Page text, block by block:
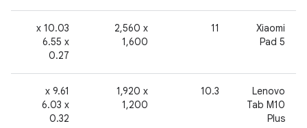
Xiaomi
Pad 5
11
‎2,560 x
1,600
‫10.03 x
6.55 x
0.27
Lenovo
Tab M10
Plus
‫10.3
‎1,920 x
1,200
‫9.61 x
6.03 x
0.32